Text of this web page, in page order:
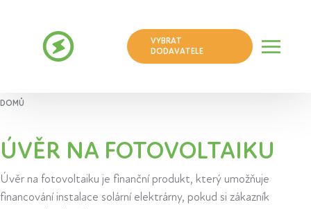
VYBRAT
DODAVATELE
DOMŮ
ÚVĚR NA FOTOVOLTAIKU
Úvěr na fotovoltaiku je finanční produkt, který umožňuje
financování instalace solární elektrárny, pokud si zákazník